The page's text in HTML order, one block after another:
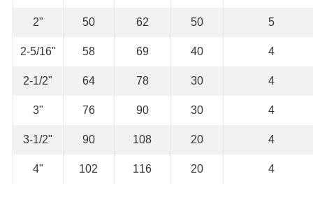
2" 50 62 50 5
2-5/16" 58 69 40 4
2-1/2" 64 78 30 4
3" 76 90 30 4
3-1/2" 90 108 20 4
4" 102 116 20 4